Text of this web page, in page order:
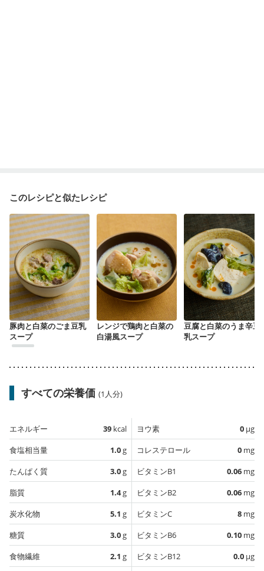
このレシピと似たレシピ
豚肉と白菜のごま豆乳
スープ
レンジで鶏肉と白菜の
白湯風スープ
豆腐と白菜のうま辛豆
乳スープ
すべての栄養価 (1人分)
エネルギー 39 kcal
食塩相当量
1.0g
たんぱく質
3.0g
脂質
1.4g
炭水化物
5.1 g
糖質
3.0g
食物繊維
2.1 g
ヨウ素 0 µg
コレステロール
0 mg
ビタミンB1
0.06 mg
ビタミンB2
0.06 mg
ビタミンC
8 mg
ビタミンB6
0.10 mg
ビタミンB12
0.0 µg